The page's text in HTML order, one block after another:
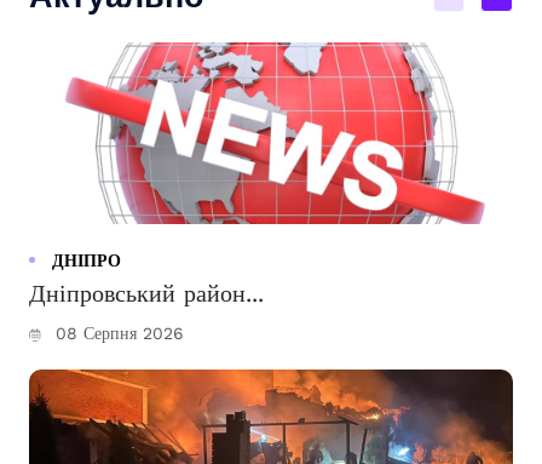
ДНІПРО
Дніпровський район...
08 Серпня 2026